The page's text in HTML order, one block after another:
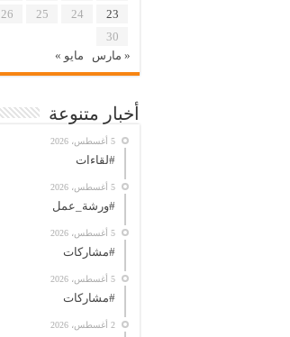
23
24
25
26
30
« مارس
مايو »
أخبار متنوعة
5 أغسطس، 2026
#لقاءات
5 أغسطس، 2026
#ورشة_عمل
5 أغسطس، 2026
#مشاركات
5 أغسطس، 2026
#مشاركات
2 أغسطس، 2026